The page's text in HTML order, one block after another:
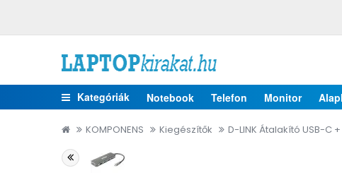
Kategóriák Notebook Telefon Monitor
KOMPONENS Kiegészítők D-LINK Átalakító USB-C